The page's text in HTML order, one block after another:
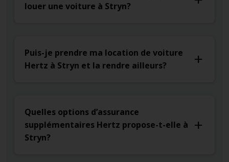
louer une voiture à Stryn?
Puis-je prendre ma location de voiture
Hertz à Stryn et la rendre ailleurs?
Quelles options d’assurance
supplémentaires Hertz propose-t-elle à
Stryn?